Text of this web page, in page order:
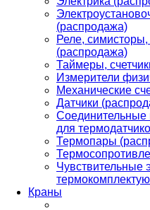
(распродажа)
Реле,
(распродажа)
Таймеры,
Измерители
Механические
Датчики
Соединительные
для
Термопары
Чувствительные
Краны